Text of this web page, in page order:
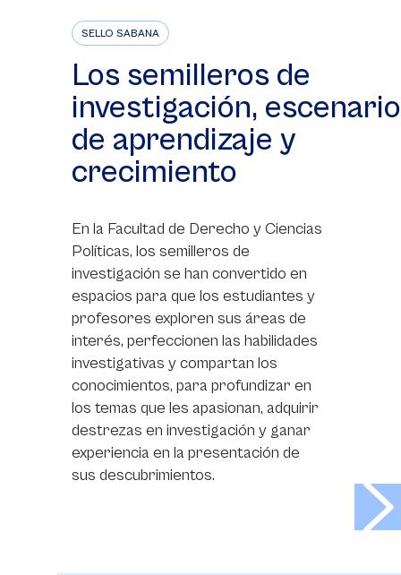
SELLO SABANA
Los semilleros de
investigación, escenario
de aprendizaje y
crecimiento
En la Facultad de Derecho y Ciencias
Políticas, los semilleros de
investigación se han convertido en
espacios para que los estudiantes y
profesores exploren sus áreas de
interés, perfeccionen las habilidades
investigativas y compartan los
conocimientos, para profundizar en
los temas que les apasionan, adquirir
destrezas en investigación y ganar
experiencia en la presentación de
sus descubrimientos.